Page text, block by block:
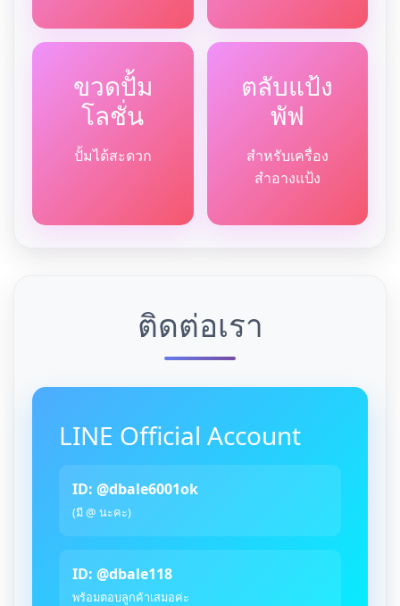
ขวดปั้ม
โลชั่น
ปั้มได้สะดวก
ตลับแป้ง
พัฟ
สำหรับเครื่อง
สำอางแป้ง
ติดต่อเรา
LINE Official Account
ID: @dbale6001ok
(มี @ นะคะ)
ID: @dbale118
พร้อมตอบลูกค้าเสมอค่ะ